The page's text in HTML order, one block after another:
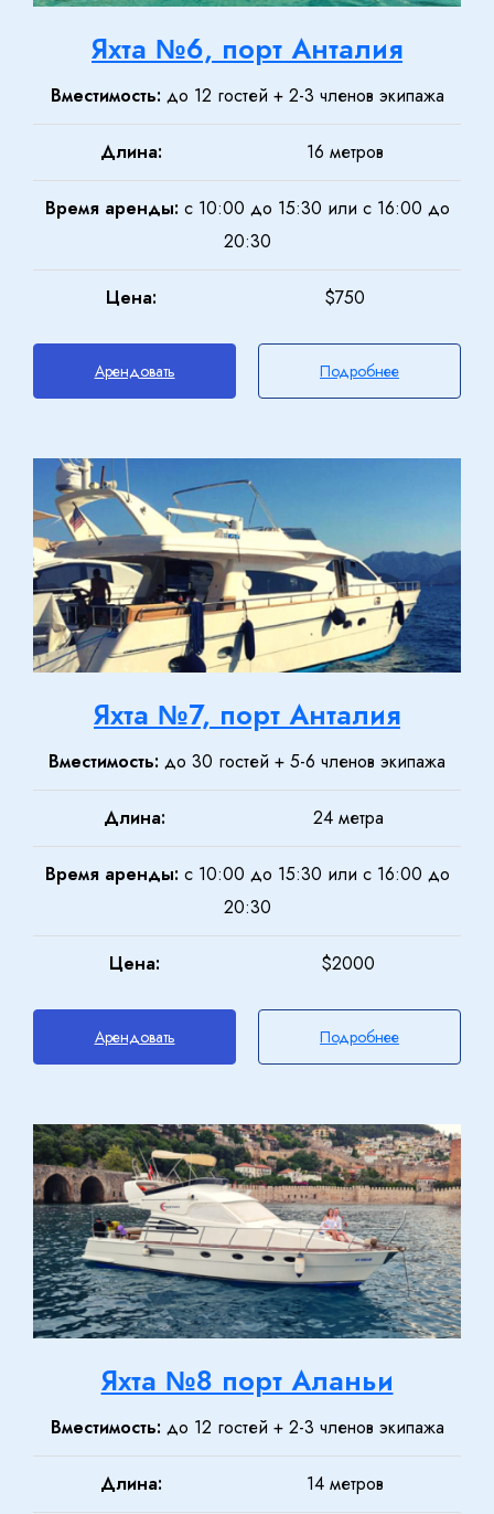
Яхта №6, порт Анталия
Вместимость: до 12 гостей + 2-3 членов экипажа
Длина: 16 метров
Время аренды: с 10:00 до 15:30 или с 16:00 до
20:30
Цена: $750
Арендовать Подробнее
Яхта №7, порт Анталия
Вместимость: до 30 гостей + 5-6 членов экипажа
Длина: 24 метра
Время аренды: с 10:00 до 15:30 или с 16:00 до
20:30
Цена: $2000
Арендовать Подробнее
Яхта №8 порт Аланьи
Вместимость: до 12 гостей + 2-3 членов экипажа
Длина: 14 метров
Отправить заявку
Дата поездки